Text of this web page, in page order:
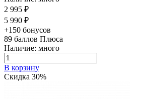
2 995 ₽
5 990 ₽
+150 бонусов
89 баллов Плюса
Наличие: много
В корзину
Скидка 30%